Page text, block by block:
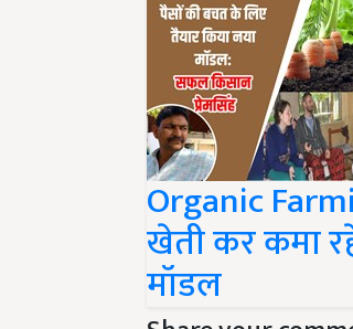
Organic
खेती कर कमा
मॉडल
Share your